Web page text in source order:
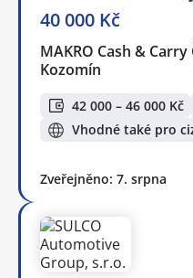
40 000 Kč
MAKRO Cash & Carry
Kozomín
42 000 – 46 000 Kč
Vhodné také pro
Zveřejněno: 7. srpna